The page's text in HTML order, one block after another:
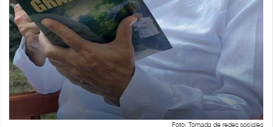
Foto: Tomada de redes sociales